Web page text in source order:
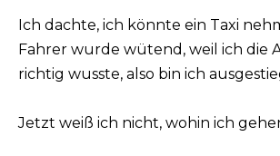
Ich dachte, ich könnte ein Taxi
Fahrer wurde wütend, weil ich die
richtig wusste, also bin ich
Jetzt weiß ich nicht, wohin ich